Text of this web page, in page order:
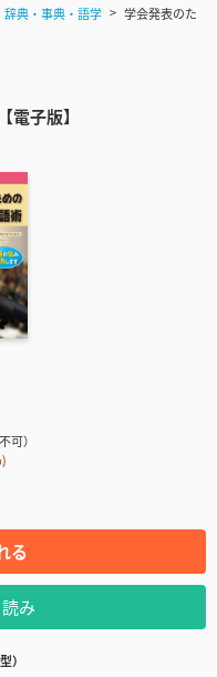
辞典・事典・語学
学会発表のた
子版】
可）
る
み
）